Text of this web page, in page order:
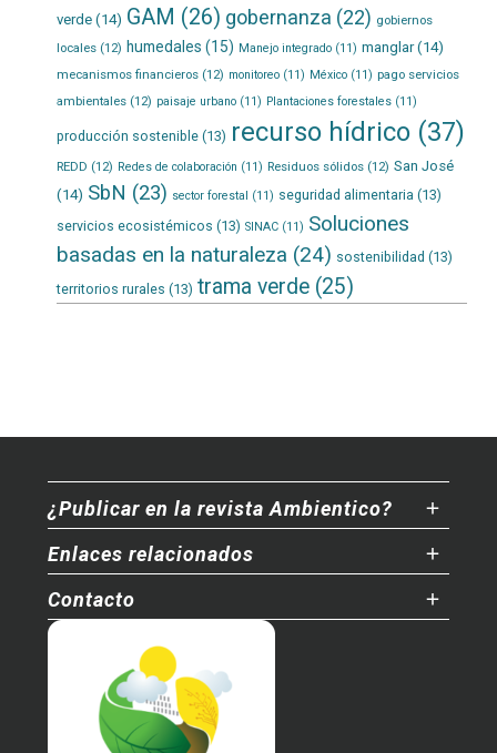
verde(14) GAM (26) gobernanza (22) gobiernos
locales(12) humedales (15) Manejo integrado(11) manglar(14)
mecanismos financieros(12) monitoreo(11) México(11) pago servicios
ambientales(12) paisaje urbano(11) Plantaciones forestales(11)
producción sostenible(13) recurso hídrico(37)
REDD (12) Redes de colaboración (11) Residuos sólidos(12) San José
(14) SbN (23) sector forestal (11) seguridad alimentaria (13)
servicios ecosistémicos (13) SINAC(11) Soluciones
basadas en la naturaleza (24) sostenibilidad (13)
territorios rurales (13) trama verde(25)
¿Publicar en la revista Ambientico?
Enlaces relacionados
Contacto